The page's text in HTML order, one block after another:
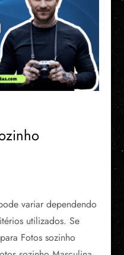
variar dependendo
utilizados. Se
Fotos sozinho